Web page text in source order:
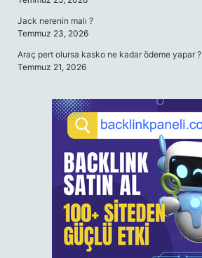
Jack nerenin malı ?
Temmuz 23, 2026
Araç pert olursa kasko ne kadar ödeme yapar ?
Temmuz 21, 2026